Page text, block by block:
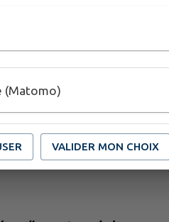
(Matomo)
VALIDER MON CHOIX